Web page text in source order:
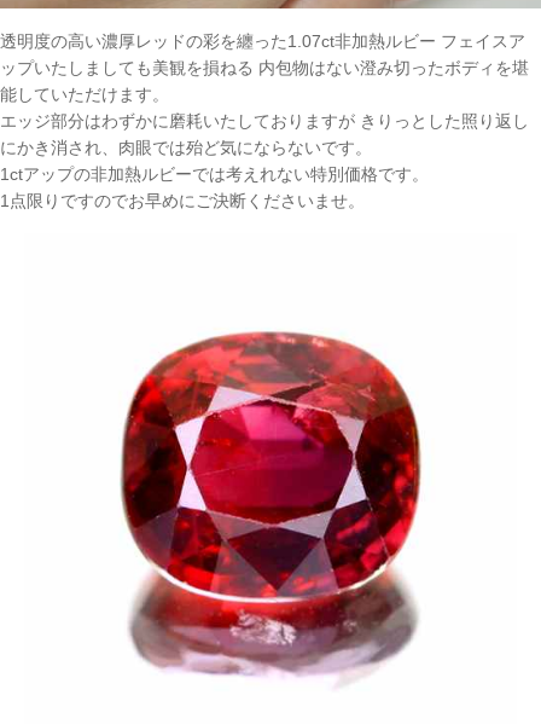
透明度の高い濃厚レッドの彩を纏った1.07ct非加熱ルビー フェイスア
ップいたしましても美観を損ねる 内包物はない澄み切ったボディを堪
能していただけます。
エッジ部分はわずかに磨耗いたしておりますが きりっとした照り返し
にかき消され、肉眼では殆ど気にならないです。
1ctアップの非加熱ルビーでは考えれない特別価格です。
1点限りですのでお早めにご決断くださいませ。